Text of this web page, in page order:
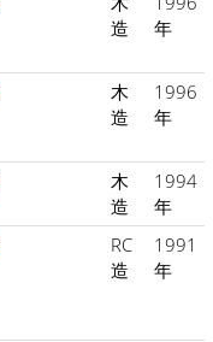
造
年
木
造
1996
年
木
造
1994
年
RC
造
1991
年